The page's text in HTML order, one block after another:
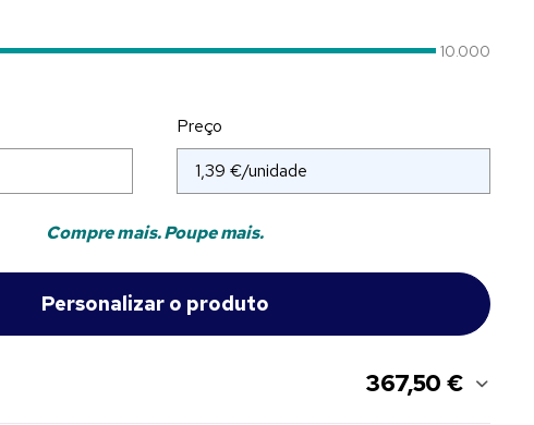
10.000
Preço
Compre mais. Poupe mais.
367,50 €